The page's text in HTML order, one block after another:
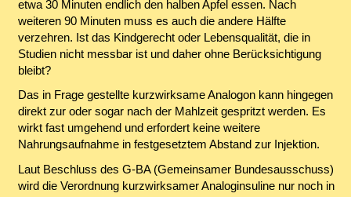
etwa 30 Minuten endlich den halben Apfel essen. Nach
weiteren 90 Minuten muss es auch die andere Hälfte
verzehren. Ist das Kindgerecht oder Lebensqualität, die in
Studien nicht messbar ist und daher ohne Berücksichtigung
bleibt?
Das in Frage gestellte kurzwirksame Analogon kann hingegen
direkt zur oder sogar nach der Mahlzeit gespritzt werden. Es
wirkt fast umgehend und erfordert keine weitere
Nahrungsaufnahme in festgesetztem Abstand zur Injektion.
Laut Beschluss des G-BA (Gemeinsamer Bundesausschuss)
wird die Verordnung kurzwirksamer Analoginsuline nur noch in